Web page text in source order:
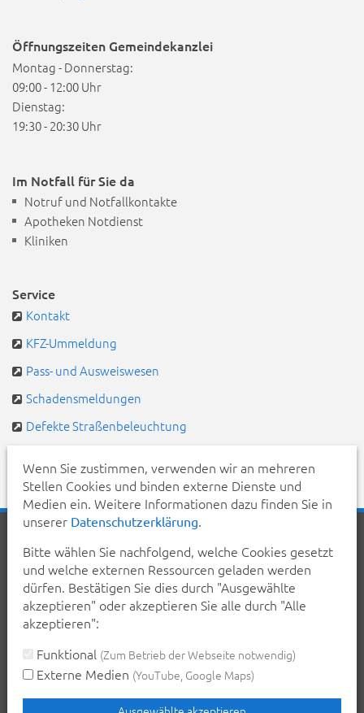
Öffnungszeiten Gemeindekanzlei
Montag - Donnerstag:
09:00 - 12:00 Uhr
Dienstag:
19:30 - 20:30 Uhr
Im Notfall für Sie da
Notruf und Notfallkontakte
Apotheken Notdienst
Kliniken
Service
Kontakt
KFZ-Ummeldung
Pass- und Ausweiswesen
Schadensmeldungen
Defekte Straßenbeleuchtung
Inhalt
Erklärung zur Barrierefreiheit
Datenschutzerklärung
Impressum
Teilen Sie diese Seite mit Ihren Bekannten:
Seite drucken
Wenn Sie zustimmen, verwenden wir an mehreren
Stellen Cookies und binden externe Dienste und
Medien ein. Weitere Informationen dazu finden Sie in
unserer Datenschutzerklärung.
Bitte wählen Sie nachfolgend, welche Cookies gesetzt
und welche externen Ressourcen geladen werden
dürfen. Bestätigen Sie dies durch "Ausgewählte
akzeptieren" oder akzeptieren Sie alle durch "Alle
akzeptieren":
Funktional (Zum Betrieb der Webseite notwendig)
Externe Medien (YouTube, Google Maps)